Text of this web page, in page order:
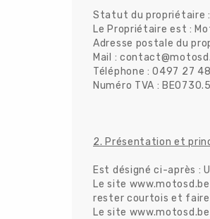
Statut du propriétaire
Le Propriétaire est :
Adresse postale du
Mail :
Téléphone : 0497 27
Numéro TVA :
2. Présentation et
Est désigné ci-après :
Le site
rester courtois et faire
Le site